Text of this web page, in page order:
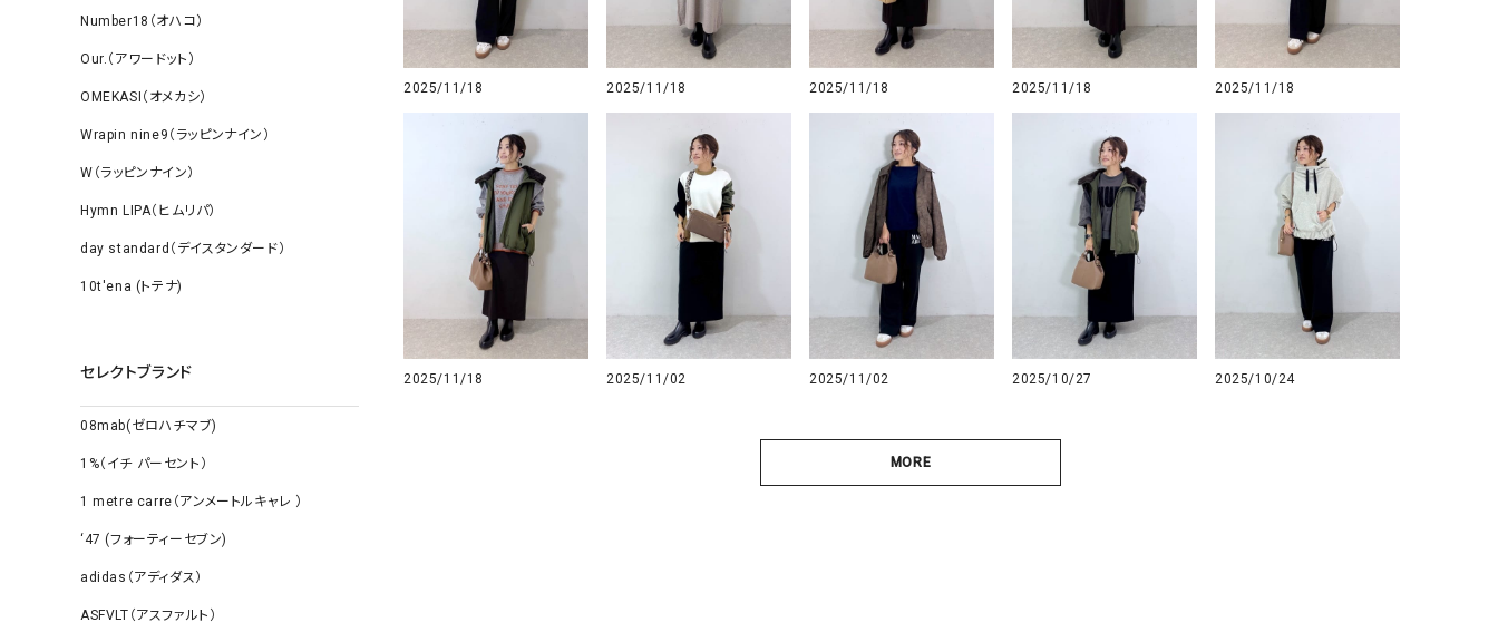
FLAVOR TEE（フレーバーティー） squady by graphite（スカ
GO TO HOLLYWOOD（ゴートゥーハリウ
ッド）
GOOD SPEED（グッドスピード）
GAIMO（ガイモ）
UNIVERSAL OVERALL（
オーバーオール）
GRAMICCI（グラミチ）
USU GALLERY（ユーエス
ー）
（ｇ） （グラム） upper hights（アッパーハイ
Gives a sense of fullment +phenix（フェニックス）
Number18（オハコ）
Our.（アワードット）
OMEKASI（オメカシ）
Wrapin nine9（ラッピンナイン）
W（ラッピンナイン）
Hymn LIPA（ヒムリパ）
day standard（デイスタンダード）
10t'ena (トテナ)
セレクトブランド
08mab(ゼロハチマブ)
1%（イチ パーセント）
1 metre carre（アンメートルキャレ ）
‘47 (フォーティーセブン)
adidas（アディダス）
ASFVLT（アスファルト）
2025/11/18 2025/11/18 2025/11/18 2025/11/18 2025/11/18
2025/11/18 2025/11/02 2025/11/02 2025/10/27 2025/10/24
MORE